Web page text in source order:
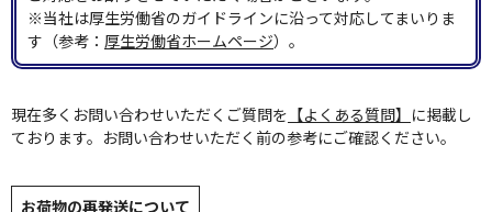
※当社は厚生労働省のガイドラインに沿って対応してまいりま
す（参考： 厚生労働省ホームページ）。
現在多くお問い合わせいただくご質問を 【よくある質問】 に掲載し
ております。お問い合わせいただく前の参考にご確認ください。
お荷物の再発送について